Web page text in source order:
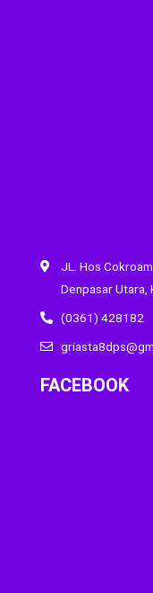
JL. Hos
Denpasar Utara,
(0361) 428182
FACEBOOK